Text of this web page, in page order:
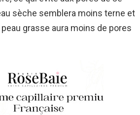
sèche semblera moins terne et
grasse aura moins de pores